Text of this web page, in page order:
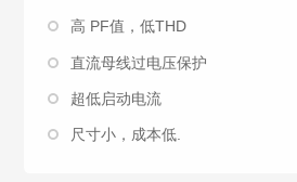
高 PF值，低THD
直流母线过电压保护
超低启动电流
尺寸小，成本低.